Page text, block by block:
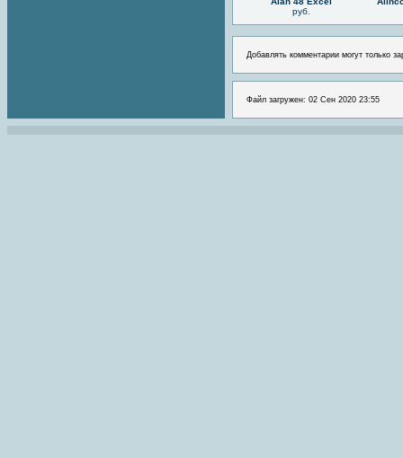
руб.
Добавлять комментарии могут только
Файл загружен: 02 Сен 2020 23:55